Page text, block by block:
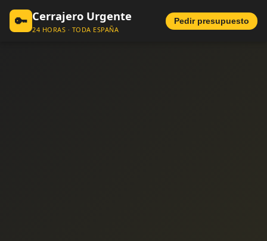
🔑 Cerrajero Urgente
24 HORAS · TODA ESPAÑA
Pedir presupuesto